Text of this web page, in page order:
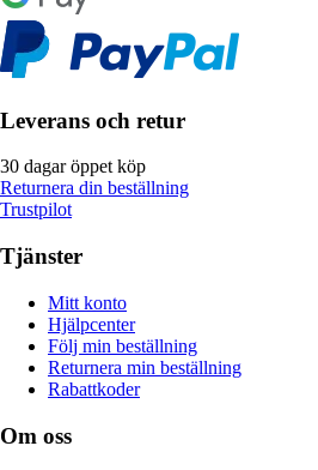
Leverans och retur
30 dagar öppet köp
Returnera din beställning
Trustpilot
Tjänster
Mitt konto
Hjälpcenter
Följ min beställning
Returnera min beställning
Rabattkoder
Om oss